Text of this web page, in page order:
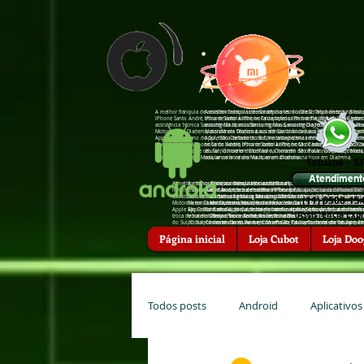
A melhor franquia de assistência técnica de Smartphones do Brasil,
IPhone Santo André, troca de bateria IPhone Tatuapé, troca de
assistência †écnica Sansumg Mauá, assistência †écnica Sansumg
Motorola em Diadema, assistência †écnica Asus em Santo André,
Apple São Caetano do Sul, troca de bateria zenfone tatuapé, troca
troca de bateria iPhone Santo André, troca de bateria iPhone São
do Sul, Conserto de celular na hora em São Paulo, Conserto de
celular na hora em Mauá, arrumar celular na hora em Diadema.
A melhor franquia de assistência técnica de Smartphones do Brasil, Troca de tela
IPhone Santo André, troca de bateria IPhone Tatuapé, troca de bateria IPhone
assistência †écnica Sansumg Mauá, assistência †écnica Sansumg Diadema,
Motorola em Diadema, assistência †écnica Asus em Santo André, assistência
Apple São Caetano do Sul, troca de bateria zenfone tatuapé, troca de bateria
troca de bateria iPhone Santo André, troca de bateria iPhone São Caetano do
do Sul, Conserto de celular na hora em São Paulo, Conserto de celular na hora
celular na hora em Mauá, arrumar celular na hora em Diadema.
A melhor franquia de assistência técnica de Smartphones do
em Mauá, troca de bateria IPhone Santo André, troca de bateria
assistência †écnica Sansumg São Bernardo do Campo,
Motorola em Mauá, assistência †écnica Motorola em Diadema,
†écnica Apple, assistência †écnica Apple Santo André,
Campo, troca de bateria zenfone Diadema, troca de bateria
hora em Santo André, Conserto de celular na hora em Tatuapé,
Diadema, arrumar celular na hora em Santo André, arrumar
A melhor franquia de assistência técnica de Smartphones do Brasil, Troca
IPhone Santo André, troca de bateria IPhone Tatuapé, troca de bateria
assistência †écnica Sansumg Mauá, assistência †écnica Sansumg
Motorola em Diadema, assistência †écnica Asus em Santo André,
Apple São Caetano do Sul, troca de bateria zenfone tatuapé, troca de
troca de bateria iPhone Santo André, troca de bateria iPhone São
do Sul, Conserto de celular na hora em São Paulo, Conserto de celular na
celular na hora em Mauá, arrumar celular na hora em Diadema.
A melhor franquia de assistência técnica de Smartphones do Brasil, Troca de tela na
IPhone Santo André, troca de bateria IPhone Tatuapé, troca de bateria IPhone São
assistência †écnica Sansumg Mauá, assistência †écnica Sansumg Diadema, assistência
Motorola em Diadema, assistência †écnica Asus em Santo André, assistência †écnica
Apple São Caetano do Sul, troca de bateria zenfone tatuapé, troca de bateria zenfone
troca de bateria iPhone Santo André, troca de bateria iPhone São Caetano do Sul,
do Sul, Conserto de celular na hora em São Paulo, Conserto de celular na hora em
celular na hora em Mauá, arrumar celular na hora em Diadema.
Tatuapé -
(11) 3508-
(Assis†ência
Página inicial Loja Cubot Loja
Todos posts Android Aplicativos